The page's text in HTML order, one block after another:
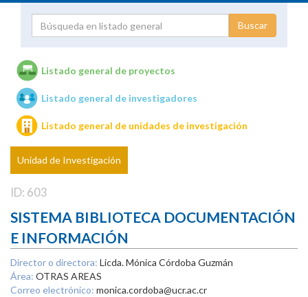
Unidades de investigación
Listado general de proyectos
Listado general de investigadores
Listado general de unidades de investigación
Unidad de Investigación
ID: 603
SISTEMA BIBLIOTECA DOCUMENTACIÓN
E INFORMACIÓN
Director o directora: Licda. Mónica Córdoba Guzmán
Área: OTRAS AREAS
Correo electrónico: monica.cordoba@ucr.ac.cr